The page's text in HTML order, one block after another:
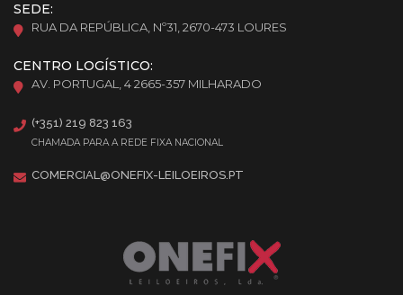
SEDE:
RUA DA REPÚBLICA, Nº31, 2670-473 LOURES
CENTRO LOGÍSTICO:
AV. PORTUGAL, 4 2665-357 MILHARADO
(+351) 219 823 163
CHAMADA PARA A REDE FIXA NACIONAL
COMERCIAL@ONEFIX-LEILOEIROS.PT